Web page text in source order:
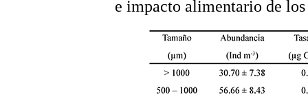
e impacto alimentario de